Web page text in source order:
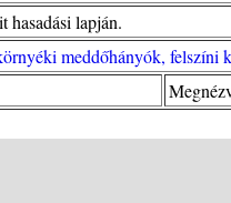
hasadási lapján.
meddőhányók, felszíni